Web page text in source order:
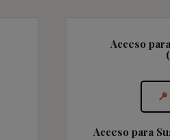
Acceso
Acceso para